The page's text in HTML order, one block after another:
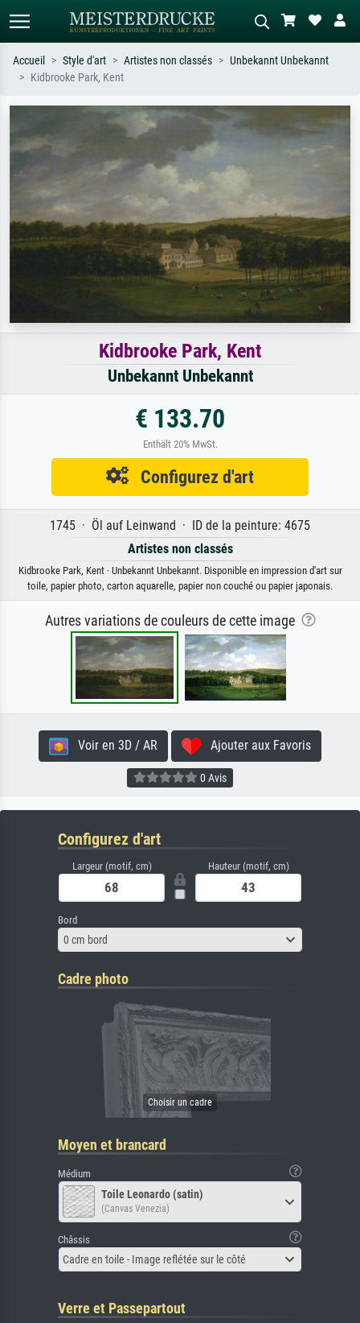
Recherchez par artiste, titre ou style –
ex. Monet, Nuit étoilée,
impressionnisme, vague de Hokusai,
Décrivez la scène – ex. prairie verte,
abstrait avec beaucoup de rouge,
tableau sombre, nu debout près d'un
Accueil Style d'art Artistes non classés
Unbekannt Unbekannt
Kidbrooke Park, Kent
Kidbrooke Park, Kent
Unbekannt Unbekannt
€ 133.70
Enthält 20% MwSt.
Configurez d'art
1745 · Öl auf Leinwand · ID de la peinture: 4675
Artistes non classés
Kidbrooke Park, Kent · Unbekannt Unbekannt. Disponible en impression d'art sur
toile, papier photo, carton aquarelle, papier non couché ou papier japonais.
Autres variations de couleurs de cette image
Voir en 3D / AR Ajouter aux Favoris
0 Avis
Configurez d'art
Largeur (motif, cm) Hauteur (motif, cm)
Bord
0 cm bord
Cadre photo
Moyen et brancard
Médium
Toile Leonardo (satin)
(Canvas Venezia)
Châssis
Cadre en toile - Image reflétée sur le côté
Verre et Passepartout